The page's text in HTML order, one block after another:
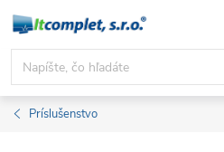
Prejsť
obsah
Príslušenstvo